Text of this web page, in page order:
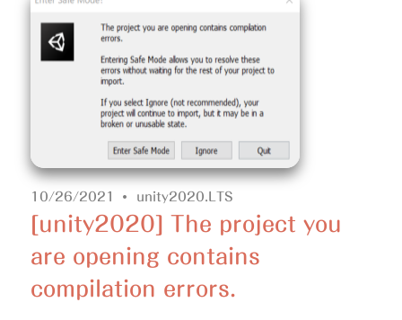
10/26/2021 unity2020.LTS
[unity2020] The project you
are opening contains
compilation errors.